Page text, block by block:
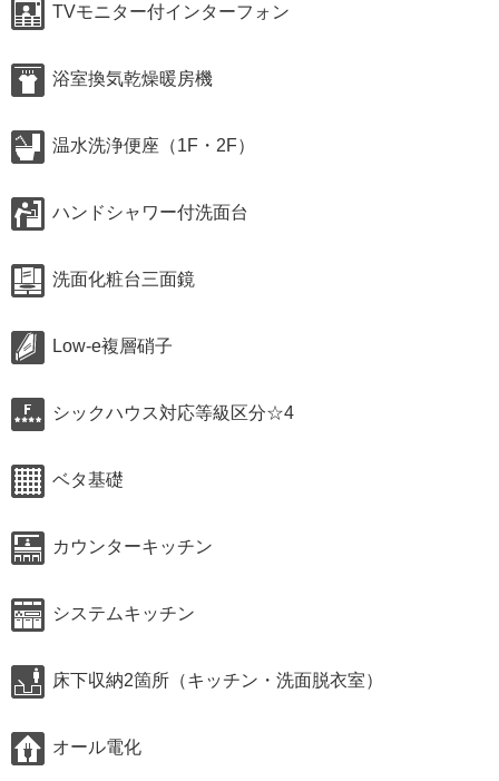
TVモニター付インターフォン
浴室換気乾燥暖房機
温水洗浄便座（1F・2F）
ハンドシャワー付洗面台
洗面化粧台三面鏡
Low-e複層硝子
シックハウス対応等級区分☆4
ベタ基礎
カウンターキッチン
システムキッチン
床下収納2箇所（キッチン・洗面脱衣室）
オール電化